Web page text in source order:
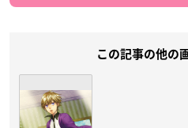
この記事の他の